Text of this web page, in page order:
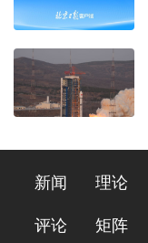
新闻 理论
评论 矩阵